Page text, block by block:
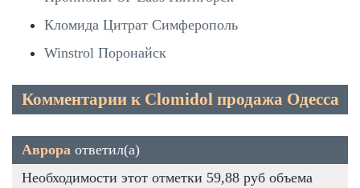
Кломида Цитрат Симферополь
Winstrol Поронайск
Комментарии к Clomidol продажа Одесса
Аврора ответил(а)
Необходимости этот отметки 59,88 руб объема